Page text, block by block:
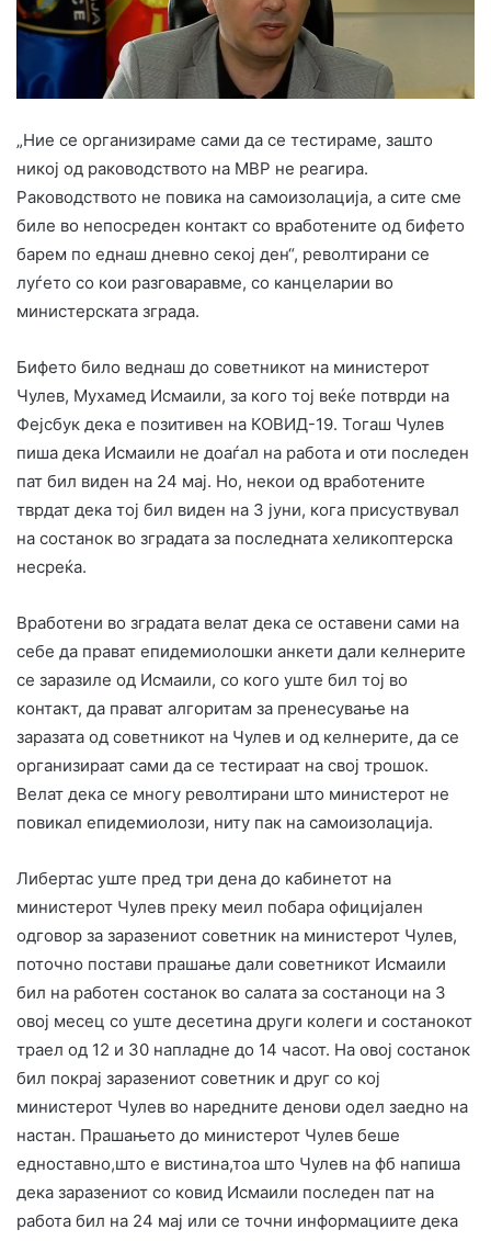
„Ние се организираме сами да се тестираме, зашто
никој од раководството на МВР не реагира.
Раководството не повика на самоизолација, а сите сме
биле во непосреден контакт со вработените од бифето
барем по еднаш дневно секој ден“, револтирани се
луѓето со кои разговаравме, со канцеларии во
министерската зграда.
Бифето било веднаш до советникот на министерот
Чулев, Мухамед Исмаили, за кого тој веќе потврди на
Фејсбук дека е позитивен на КОВИД-19. Тогаш Чулев
пиша дека Исмаили не доаѓал на работа и оти последен
пат бил виден на 24 мај. Но, некои од вработените
тврдат дека тој бил виден на 3 јуни, кога присуствувал
на состанок во зградата за последната хеликоптерска
несреќа.
Вработени во зградата велат дека се оставени сами на
себе да прават епидемиолошки анкети дали келнерите
се заразиле од Исмаили, со кого уште бил тој во
контакт, да прават алгоритам за пренесување на
заразата од советникот на Чулев и од келнерите, да се
организираат сами да се тестираат на свој трошок.
Велат дека се многу револтирани што министерот не
повикал епидемиолози, ниту пак на самоизолација.
Либертас уште пред три дена до кабинетот на
министерот Чулев преку меил побара официјален
одговор за заразениот советник на министерот Чулев,
поточно постави прашање дали советникот Исмаили
бил на работен состанок во салата за состаноци на 3
овој месец со уште десетина други колеги и состанокот
траел од 12 и 30 напладне до 14 часот. На овој состанок
бил покрај заразениот советник и друг со кој
министерот Чулев во наредните денови одел заедно на
настан. Прашањето до министерот Чулев беше
едноставно,што е вистина,тоа што Чулев на фб напиша
дека заразениот со ковид Исмаили последен пат на
работа бил на 24 мај или се точни информациите дека